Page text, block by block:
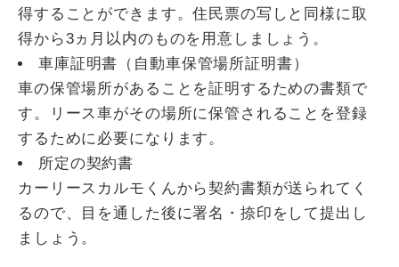
得することができます。住民票の写しと同様に取
得から3ヵ月以内のものを用意しましょう。
車庫証明書（自動車保管場所証明書）
車の保管場所があることを証明するための書類で
す。リース車がその場所に保管されることを登録
するために必要になります。
所定の契約書
カーリースカルモくんから契約書類が送られてく
るので、目を通した後に署名・捺印をして提出し
ましょう。